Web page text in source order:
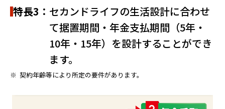
特長3： セカンドライフの生活設計に合わせ
て据置期間・年金支払期間（5年・
10年・15年）を設計することができ
ます。
※ 契約年齢等により所定の要件があります。